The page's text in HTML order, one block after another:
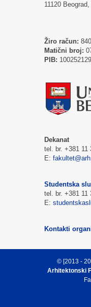
11120
Žiro račun:
Matični broj:
PIB: 100252129
Dekanat
tel. br. +381 11
E:
Studentska
tel. br. +381 11
E:
Kontakti
© [2013 -
Arhitektonski